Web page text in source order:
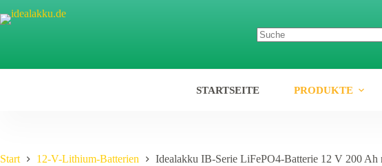
Inhalt
STARTSEITE PRODUKTE
Start 12-V-Lithium-Batterien Idealakku IB-Serie LiFePO4-Batterie 12 V 200